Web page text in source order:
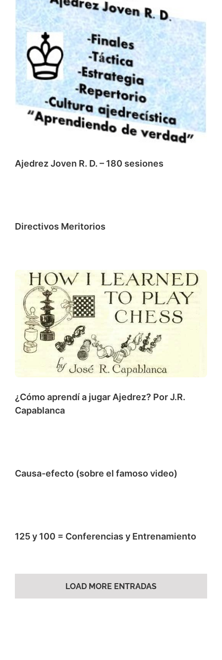
Ajedrez Joven R. D. – 180 sesiones
Directivos Meritorios
¿Cómo aprendí a jugar Ajedrez? Por J.R.
Capablanca
Causa-efecto (sobre el famoso video)
125 y 100 = Conferencias y Entrenamiento
LOAD MORE ENTRADAS